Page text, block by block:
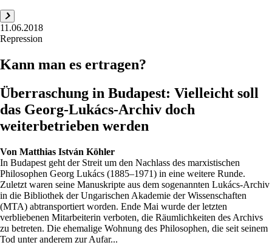
11.06.2018
Repression
Kann man es ertragen?
Überraschung in Budapest: Vielleicht soll
das Georg-Lukács-Archiv doch
weiterbetrieben werden
Von Matthias István Köhler
In Budapest geht der Streit um den Nachlass des marxistischen
Philosophen Georg Lukács (1885–1971) in eine weitere Runde.
Zuletzt waren seine Manuskripte aus dem sogenannten Lukács-Archiv
in die Bibliothek der Ungarischen Akademie der Wissenschaften
(MTA) abtransportiert worden. Ende Mai wurde der letzten
verbliebenen Mitarbeiterin verboten, die Räumlichkeiten des Archivs
zu betreten. Die ehemalige Wohnung des Philosophen, die seit seinem
Tod unter anderem zur Aufar...